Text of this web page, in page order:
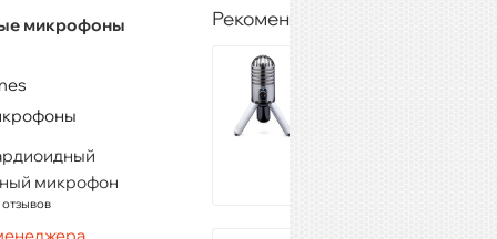
микрофоны
микрофон
отзывов
Рекомендуемые товары